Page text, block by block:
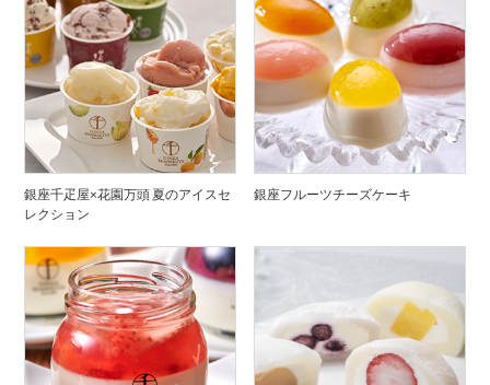
銀座千疋屋×花園万頭 夏のアイスセ
レクション
銀座フルーツチーズケーキ